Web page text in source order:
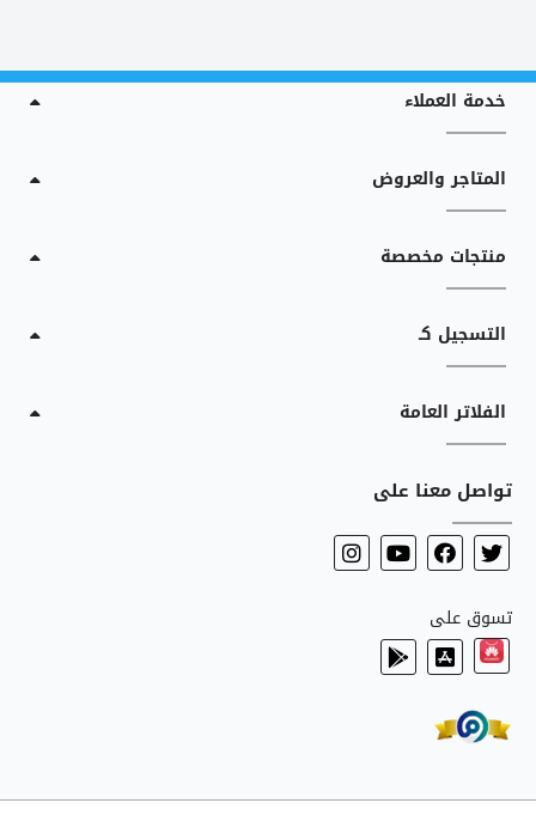
خدمة العملاء
المتاجر والعروض
منتجات مخصصة
التسجيل كـ
الفلاتر العامة
تواصل معنا على
تسوق على